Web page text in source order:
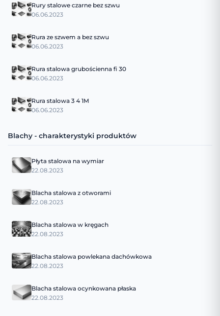
Rury stalowe czarne bez szwu
06.06.2023
Rura ze szwem a bez szwu
06.06.2023
Rura stalowa grubościenna fi 30
06.06.2023
Rura stalowa 3 4 1M
06.06.2023
Blachy - charakterystyki produktów
Płyta stalowa na wymiar
22.08.2023
Blacha stalowa z otworami
22.08.2023
Blacha stalowa w kręgach
22.08.2023
Blacha stalowa powlekana dachówkowa
22.08.2023
Blacha stalowa ocynkowana płaska
22.08.2023